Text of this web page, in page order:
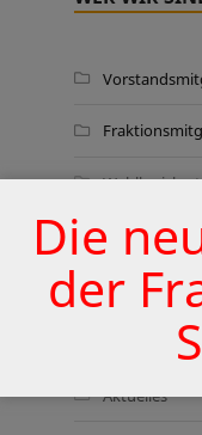
THEMEN
Aktuelles
Die
der